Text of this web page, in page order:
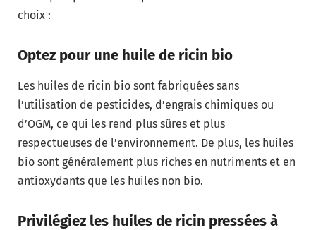
choix :
Optez pour une huile de ricin bio
Les huiles de ricin bio sont fabriquées sans
l’utilisation de pesticides, d’engrais chimiques ou
d’OGM, ce qui les rend plus sûres et plus
respectueuses de l’environnement. De plus, les huiles
bio sont généralement plus riches en nutriments et en
antioxydants que les huiles non bio.
Privilégiez les huiles de ricin pressées à